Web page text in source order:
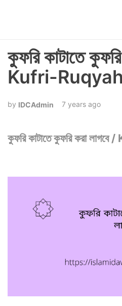
কুফরি কাটাতে
Kufri-
IDCAdmin 7 years ago
কুফরি কাটাতে কুফরি করা